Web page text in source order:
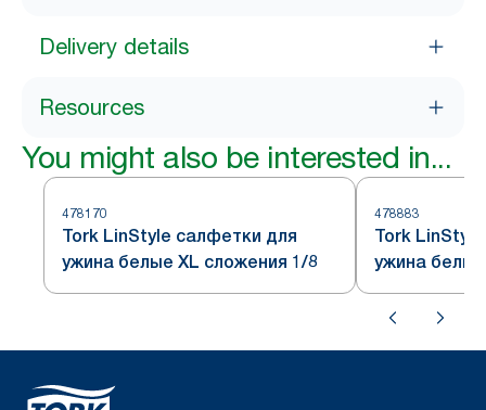
Delivery details
Resources
You might also be interested in...
478170
Tork LinStyle салфетки для
ужина белые XL сложения 1/8
478883
Tork
ужина